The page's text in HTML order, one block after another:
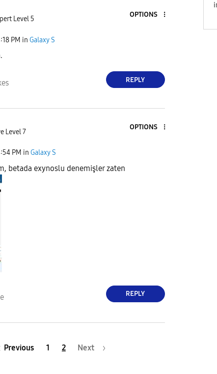
Level 5
OPTIONS
PM in Galaxy S
REPLY
Level 7
OPTIONS
PM in Galaxy S
betada exynoslu denemişler zaten
REPLY
Previous 1 2 Next